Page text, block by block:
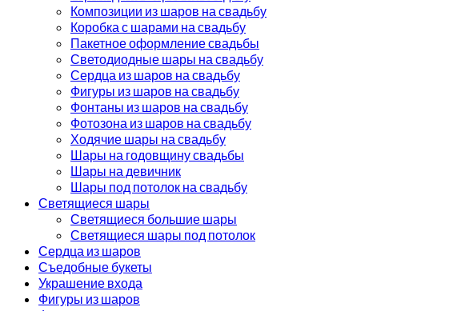
Композиции из шаров на свадьбу
Коробка с шарами на свадьбу
Пакетное оформление свадьбы
Светодиодные шары на свадьбу
Сердца из шаров на свадьбу
Фигуры из шаров на свадьбу
Фонтаны из шаров на свадьбу
Фотозона из шаров на свадьбу
Ходячие шары на свадьбу
Шары на годовщину свадьбы
Шары на девичник
Шары под потолок на свадьбу
Светящиеся шары
Светящиеся большие шары
Светящиеся шары под потолок
Сердца из шаров
Съедобные букеты
Украшение входа
Фигуры из шаров